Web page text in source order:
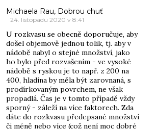
Michaela Rau, Dobrou chuť
24. listopadu 2020 v 8:41
U rozkvasu se obecně doporučuje, aby
došel objemově jednou tolik, tj. aby v
nádobě nabyl o stejné množství, jako
ho bylo před rozvašením - ve vysoké
nádobě s ryskou je to např. z 200 na
400, hladina by měla být zarovnaná, s
prodírkovaným povrchem, ne však
propadlá. Čas je v tomto případě vždy
sporný - záleží na více faktorech. Zda
dáte do rozkvasu předepsané množství
či méně nebo více (což není moc dobré